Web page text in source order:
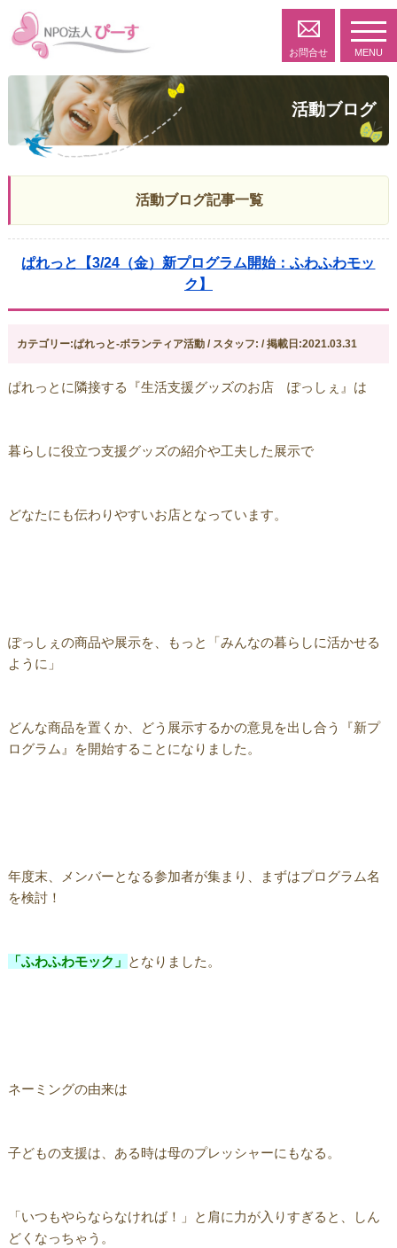
お問合せ MENU
活動ブログ
活動ブログ記事一覧
ぱれっと【3/24（金）新プログラム開始：ふわふわモッ
ク】
カテゴリー:ぱれっと-ボランティア活動 / スタッフ: / 掲載日:2021.03.31
ぱれっとに隣接する『生活支援グッズのお店 ぽっしぇ』は
暮らしに役立つ支援グッズの紹介や工夫した展示で
どなたにも伝わりやすいお店となっています。
ぽっしぇの商品や展示を、もっと「みんなの暮らしに活かせる
ように」
どんな商品を置くか、どう展示するかの意見を出し合う『新プ
ログラム』を開始することになりました。
年度末、メンバーとなる参加者が集まり、まずはプログラム名
を検討！
「ふわふわモック」 となりました。
ネーミングの由来は
子どもの支援は、ある時は母のプレッシャーにもなる。
「いつもやらならなければ！」と肩に力が入りすぎると、しん
どくなっちゃう。